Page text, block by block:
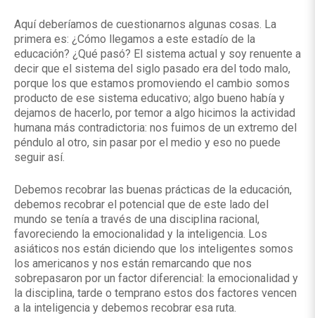
Aquí deberíamos de cuestionarnos algunas cosas. La
primera es: ¿Cómo llegamos a este estadío de la
educación? ¿Qué pasó? El sistema actual y soy renuente a
decir que el sistema del siglo pasado era del todo malo,
porque los que estamos promoviendo el cambio somos
producto de ese sistema educativo; algo bueno había y
dejamos de hacerlo, por temor a algo hicimos la actividad
humana más contradictoria: nos fuimos de un extremo del
péndulo al otro, sin pasar por el medio y eso no puede
seguir así.
Debemos recobrar las buenas prácticas de la educación,
debemos recobrar el potencial que de este lado del
mundo se tenía a través de una disciplina racional,
favoreciendo la emocionalidad y la inteligencia. Los
asiáticos nos están diciendo que los inteligentes somos
los americanos y nos están remarcando que nos
sobrepasaron por un factor diferencial: la emocionalidad y
la disciplina, tarde o temprano estos dos factores vencen
a la inteligencia y debemos recobrar esa ruta.